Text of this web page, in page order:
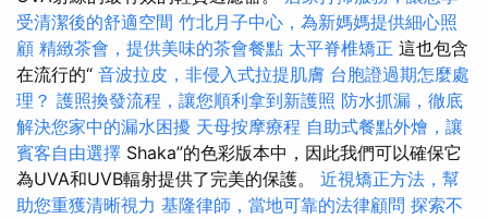
受清潔後的舒適空間 竹北月子中心，為新媽媽提供細心照
顧 精緻茶會，提供美味的茶會餐點 太平脊椎矯正 這也包含
在流行的“ 音波拉皮，非侵入式拉提肌膚 台胞證過期怎麼處
理？ 護照換發流程，讓您順利拿到新護照 防水抓漏，徹底
解決您家中的漏水困擾 天母按摩療程 自助式餐點外燴，讓
賓客自由選擇 Shaka”的色彩版本中，因此我們可以確保它
為UVA和UVB輻射提供了完美的保護。 近視矯正方法，幫
助您重獲清晰視力 基隆律師，當地可靠的法律顧問 探索不